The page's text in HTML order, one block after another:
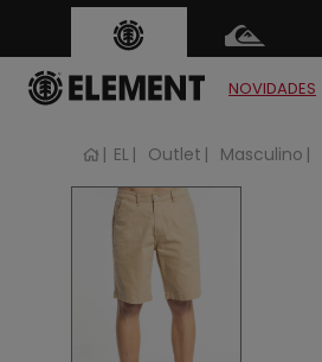
NOVIDADES
EL Outlet Masculino